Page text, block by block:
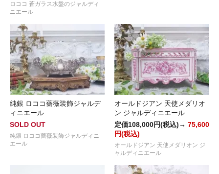
ロココ 蒼ガラス水盤のジャルディ
ニエール
純銀 ロココ薔薇装飾ジャルデ
ィニエール
SOLD OUT
純銀 ロココ薔薇装飾ジャルディニ
エール
オールドジアン 天使メダリオ
ン ジャルディニエール
定価108,000円(税込)→ 75,600
円(税込)
オールドジアン 天使メダリオン ジ
ャルディニエール